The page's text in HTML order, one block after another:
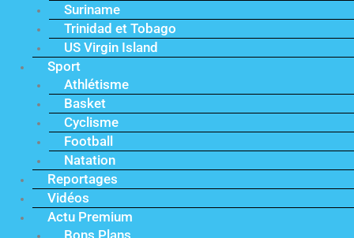
Suriname
Trinidad et Tobago
US Virgin Island
Sport
Athlétisme
Basket
Cyclisme
Football
Natation
Reportages
Vidéos
Actu Premium
Bons Plans